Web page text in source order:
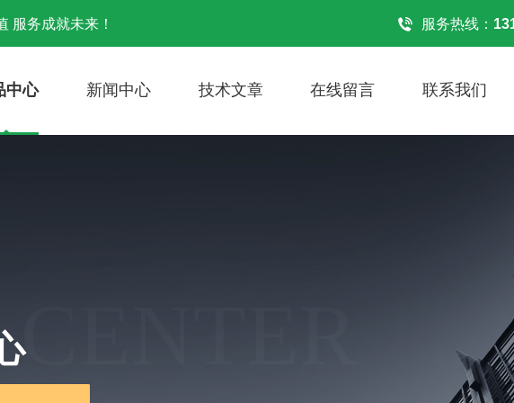
服务成就未来！ 服务热线：
中心 新闻中心 技术文章 在线留言 联系我们